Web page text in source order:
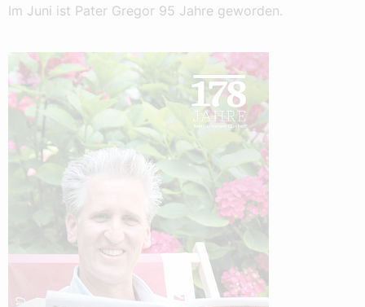
Im Juni ist Pater Gregor 95 Jahre geworden.